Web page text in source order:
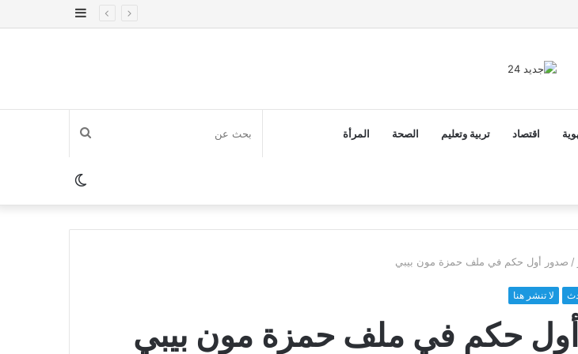
إضافة
اقتصاد تربية وتعليم الصحة المرأة بحث
عنالوضع
المظلم
/ صدور أول حكم في ملف حمزة مون بيبي
لا تنشر هنا
حكم في ملف حمزة مون بيبي